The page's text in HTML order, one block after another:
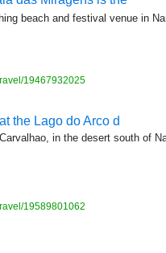
beach and festival venue in
19467932025
the Lago do Arco d
in the desert south of
19589801062